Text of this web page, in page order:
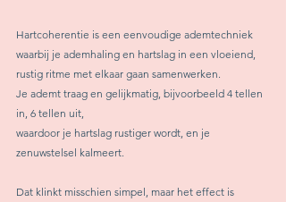
Hartcoherentie is een eenvoudige ademtechniek
waarbij je ademhaling en hartslag in een vloeiend,
rustig ritme met elkaar gaan samenwerken.
Je ademt traag en gelijkmatig, bijvoorbeeld 4 tellen
in, 6 tellen uit,
waardoor je hartslag rustiger wordt, en je
zenuwstelsel kalmeert.
Dat klinkt misschien simpel, maar het effect is